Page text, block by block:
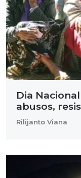
Dia
abusos,
Rilijanto Viana